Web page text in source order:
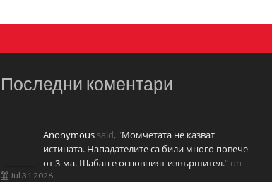
Последни коментари
Anonymous said, "Момчетата не казват
истината. Нападателите са били много повече
от 3-ма. Шабан е основният извършител." on
Jul 31 2026